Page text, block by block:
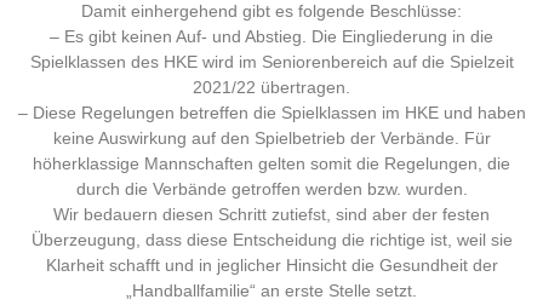
Damit einhergehend gibt es folgende Beschlüsse:
– Es gibt keinen Auf- und Abstieg. Die Eingliederung in die
Spielklassen des HKE wird im Seniorenbereich auf die Spielzeit
2021/22 übertragen.
– Diese Regelungen betreffen die Spielklassen im HKE und haben
keine Auswirkung auf den Spielbetrieb der Verbände. Für
höherklassige Mannschaften gelten somit die Regelungen, die
durch die Verbände getroffen werden bzw. wurden.
Wir bedauern diesen Schritt zutiefst, sind aber der festen
Überzeugung, dass diese Entscheidung die richtige ist, weil sie
Klarheit schafft und in jeglicher Hinsicht die Gesundheit der
„Handballfamilie“ an erste Stelle setzt.